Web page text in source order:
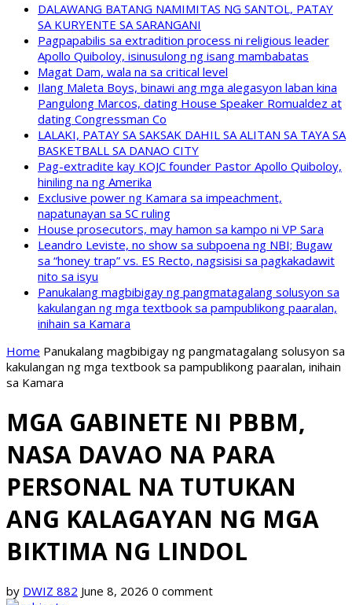
DALAWANG BATANG NAMIMITAS NG SANTOL, PATAY
SA KURYENTE SA SARANGANI
Pagpapabilis sa extradition process ni religious leader
Apollo Quiboloy, isinusulong ng isang mambabatas
Magat Dam, wala na sa critical level
Ilang Maleta Boys, binawi ang mga alegasyon laban kina
Pangulong Marcos, dating House Speaker Romualdez at
dating Congressman Co
LALAKI, PATAY SA SAKSAK DAHIL SA ALITAN SA TAYA SA
BASKETBALL SA DANAO CITY
Pag-extradite kay KOJC founder Pastor Apollo Quiboloy,
hiniling na ng Amerika
Exclusive power ng Kamara sa impeachment,
napatunayan sa SC ruling
House prosecutors, may hamon sa kampo ni VP Sara
Leandro Leviste, no show sa subpoena ng NBI; Bugaw
sa “honey trap” vs. ES Recto, nagsisisi sa pagkakadawit
nito sa isyu
Panukalang magbibigay ng pangmatagalang solusyon sa
kakulangan ng mga textbook sa pampublikong paaralan,
inihain sa Kamara
Home Panukalang magbibigay ng pangmatagalang solusyon sa
kakulangan ng mga textbook sa pampublikong paaralan, inihain
sa Kamara
MGA GABINETE NI PBBM,
NASA DAVAO NA PARA
PERSONAL NA TUTUKAN
ANG KALAGAYAN NG MGA
BIKTIMA NG LINDOL
by DWIZ 882 June 8, 2026 0 comment